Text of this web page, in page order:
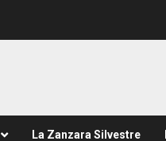
La Zanzara Silvestre